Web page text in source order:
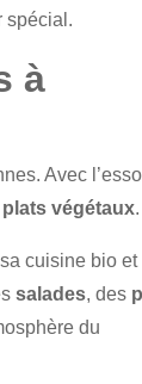
spécial.
à
Avec
plats végétaux.
cuisine bio et
salades, des
du